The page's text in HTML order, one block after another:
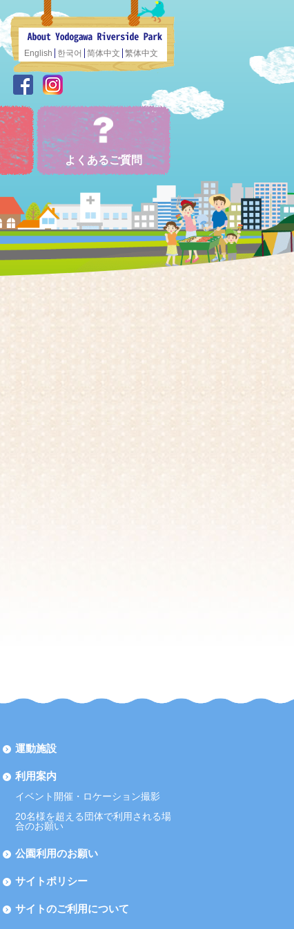
English 한국어 简体中文 繁体中文
よくあるご質問
運動施設
利用案内
イベント開催・ロケーション撮影
20名様を超える団体で利用される場
合のお願い
公園利用のお願い
サイトポリシー
サイトのご利用について